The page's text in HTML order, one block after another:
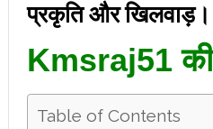
प्रकृति और खिलवाड़।
Kmsraj51
Table of Contents